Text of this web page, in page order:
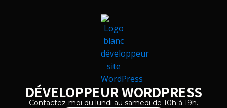
DÉVELOPPEUR WORDPRESS
Contactez-moi du lundi au samedi de 10h à 19h.